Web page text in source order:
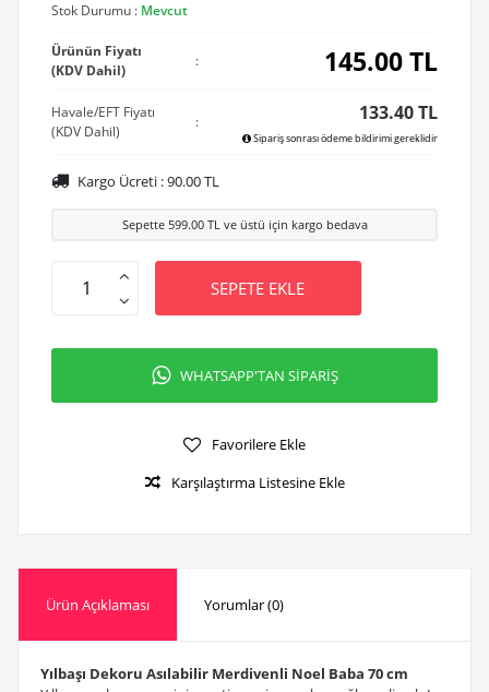
Stok Durumu : Mevcut
Ürünün Fiyatı
(KDV Dahil)
: 145.00TL
Havale/EFT Fiyatı
(KDV Dahil)
: 133.40 TL
Sipariş sonrası ödeme bildirimi gereklidir
Kargo Ücreti :90.00TL
Sepette 599.00TL ve üstü için kargo bedava
SEPETE EKLE
WHATSAPP'TAN SİPARİŞ
Favorilere Ekle
Karşılaştırma Listesine Ekle
Ürün Açıklaması Yorumlar (0)
Yılbaşı Dekoru Asılabilir Merdivenli Noel Baba 70 cm